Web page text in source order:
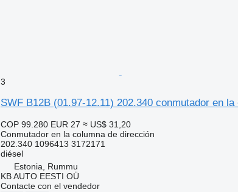
3
SWF B12B (01.97-12.11) 202.340 conmutador en
COP 99.280 EUR 27 ≈ US$ 31,20
Conmutador en la columna de dirección
202.340 1096413 3172171
diésel
Estonia, Rummu
KB AUTO EESTI OÜ
Contacte con el vendedor